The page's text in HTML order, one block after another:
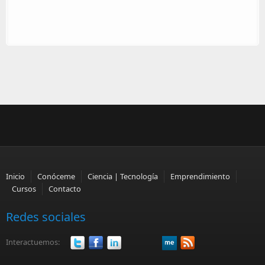
Inicio Conóceme Ciencia | Tecnología
Emprendimiento
Cursos
Contacto
Redes sociales
Interactuemos: